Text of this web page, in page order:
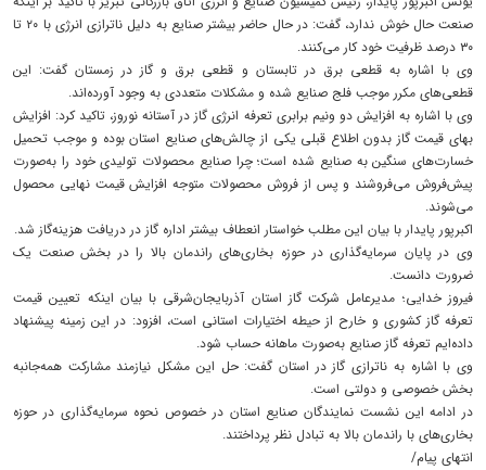
صنعت حال خوش ندارد، گفت: در حال حاضر بیشتر صنایع به دلیل ناترازی انرژی با ۲۰ تا
۳۰ درصد ظرفیت خود کار می‌کنند.
وی با اشاره به قطعی برق در تابستان و قطعی برق و گاز در زمستان گفت: این
قطعی‌های مکرر موجب فلج صنایع شده و مشکلات متعددی به وجود آورده‌اند.
وی با اشاره به افزایش دو ونیم برابری تعرفه انرژی گاز در آستانه نوروز، تاکید کرد: افزایش
بهای قیمت گاز بدون اطلاع قبلی یکی از چالش‌های صنایع استان بوده و موجب تحمیل
خسارت‌های سنگین به صنایع شده است؛ چرا صنایع محصولات تولیدی خود را به‌صورت
پیش‌فروش می‌فروشند و پس از فروش محصولات متوجه افزایش قیمت نهایی محصول
می‌شوند.
اکبرپور پایدار با بیان این مطلب خواستار انعطاف بیشتر اداره گاز در دریافت هزینه‌گاز شد.
وی در پایان سرمایه‌گذاری در حوزه بخاری‌های راندمان بالا را در بخش صنعت یک
ضرورت دانست.
فیروز خدایی؛ مدیرعامل شرکت گاز استان آذربایجان‌شرقی با بیان اینکه تعیین قیمت
تعرفه گاز کشوری و خارح از حیطه اختیارات استانی است، افزود: در این زمینه پیشنهاد
داده‌ایم تعرفه گاز صنایع به‌صورت ماهانه حساب شود.
وی با اشاره به ناترازی گاز در استان گفت: حل این مشکل نیازمند مشارکت همه‌جانبه
بخش خصوصی و دولتی است.
در ادامه این نشست نمایندگان صنایع استان در خصوص نحوه سرمایه‌گذاری در حوزه
بخاری‌های با راندمان بالا به تبادل نظر پرداختند.
انتهای پیام/